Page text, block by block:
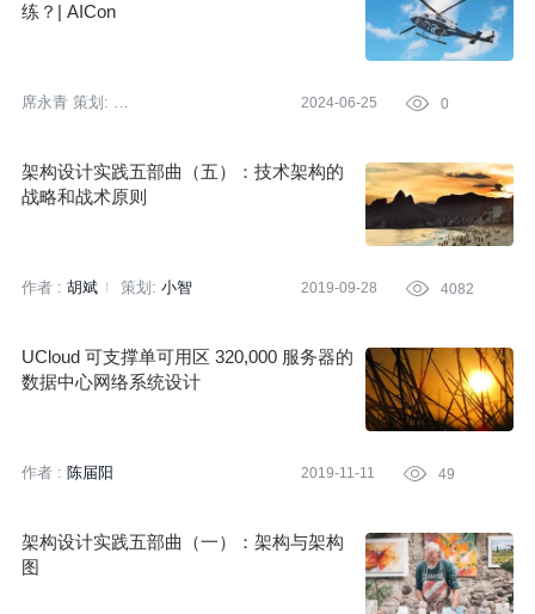
练？| AICon
席永青 策划:
2024-06-25  0
架构设计实践五部曲（五）：技术架构的
战略和战术原则
作者 : 胡斌 策划: 小智 2019-09-28  4082
UCloud 可支撑单可用区 320,000 服务器的
数据中心网络系统设计
作者 : 陈届阳 2019-11-11  49
架构设计实践五部曲（一）：架构与架构
图